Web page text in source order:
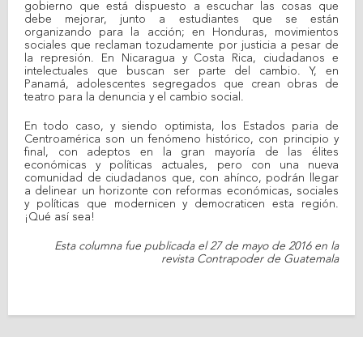
gobierno que está dispuesto a escuchar las cosas que
debe mejorar, junto a estudiantes que se están
organizando para la acción; en Honduras, movimientos
sociales que reclaman tozudamente por justicia a pesar de
la represión. En Nicaragua y Costa Rica, ciudadanos e
intelectuales que buscan ser parte del cambio. Y, en
Panamá, adolescentes segregados que crean obras de
teatro para la denuncia y el cambio social.
En todo caso, y siendo optimista, los Estados paria de
Centroamérica son un fenómeno histórico, con principio y
final, con adeptos en la gran mayoría de las élites
económicas y políticas actuales, pero con una nueva
comunidad de ciudadanos que, con ahínco, podrán llegar
a delinear un horizonte con reformas económicas, sociales
y políticas que modernicen y democraticen esta región.
¡Qué así sea!
Esta columna fue publicada el 27 de mayo de 2016 en la
revista Contrapoder de Guatemala